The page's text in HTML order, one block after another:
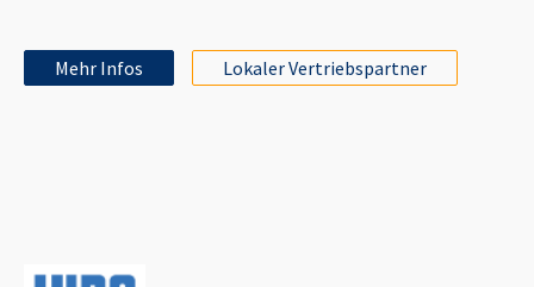
Mehr Infos Lokaler Vertriebspartner